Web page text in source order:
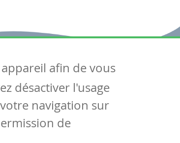
afin de vous
désactiver l'usage
navigation sur
de